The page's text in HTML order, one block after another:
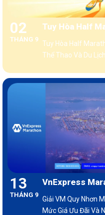
02
THÁNG 9
Tuy Hòa Half
Tuy Hòa Half
Thể Thao Và Du
13
THÁNG 9
VnExpress
Giải VM Quy Nhơn
Mức Giá Ưu Đãi Và